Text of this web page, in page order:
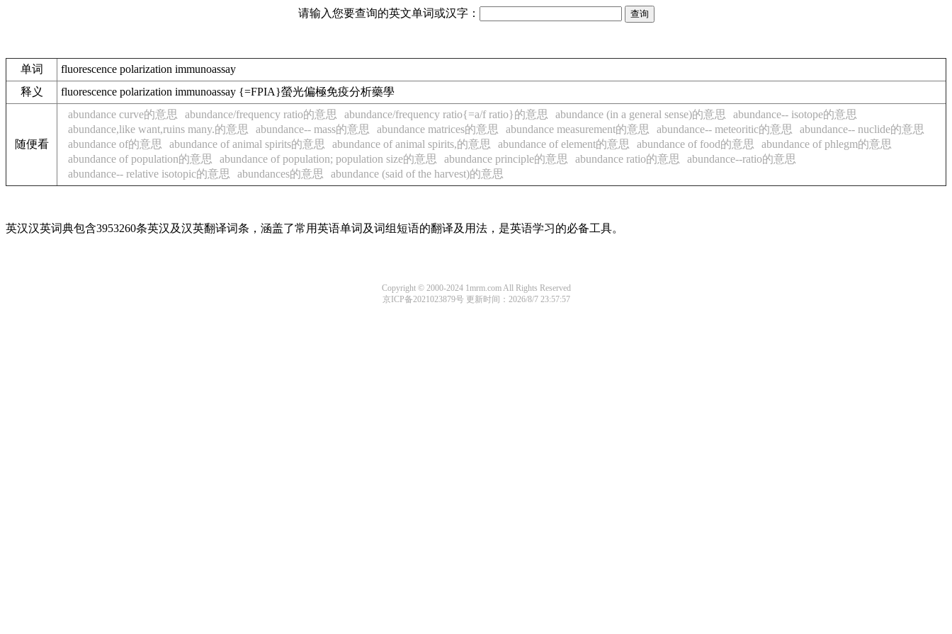
请输入您要查询的英文单词或汉字：
单词
fluorescence polarization immunoassay
释义
fluorescence polarization immunoassay {=FPIA}螢光偏極免疫分析藥學
随便看
abundance curve的意思 abundance/frequency ratio的意思 abundance/frequency ratio{=a/f ratio}的意思 abundance (in a general sense)的意思
abundance-- isotope的意思
abundance,like want,ruins many.的意思
abundance-- mass的意思 abundance matrices的意思 abundance measurement的意思 abundance-- meteoritic的意思
abundance-- nuclide的意思
abundance of的意思
abundance of animal spirits的意思 abundance of animal spirits,的意思 abundance of element的意思 abundance of food的意思
abundance of phlegm的意思
abundance of population的意思
abundance of population; population size的意思 abundance principle的意思 abundance ratio的意思
abundance--ratio的意思
abundance-- relative isotopic的意思
abundances的意思 abundance (said of the harvest)的意思
英汉汉英词典包含3953260条英汉及汉英翻译词条，涵盖了常用英语单词及词组短语的翻译及用法，是英语学习的必备工具。
Copyright © 2000-2024 1mrm.com All Rights Reserved
京ICP备2021023879号 更新时间：2026/8/7 23:57:57